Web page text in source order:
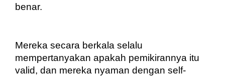
benar.
Mereka secara berkala selalu
mempertanyakan apakah pemikirannya itu
valid, dan mereka nyaman dengan self-